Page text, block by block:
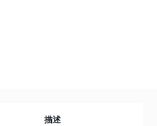
描述